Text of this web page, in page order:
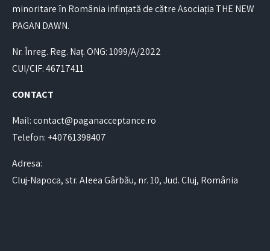
minoritare în România infințată de către Asociația THE NEW
PAGAN DAWN.
Nr. Înreg. Reg. Naț. ONG: 1099/A/2022
CUI/CIF: 46717411
CONTACT
Mail: contact@paganacceptance.ro
Telefon: +40761398407
Adresa:
Cluj-Napoca, str. Aleea Gârbău, nr. 10, Jud. Cluj, România